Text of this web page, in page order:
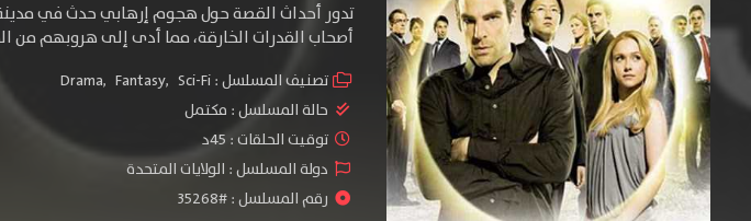
تدور أحداث القصة حول هجوم إرهابي حدث في مدينة
أصحاب القدرات الخارقة، مما أدى إلى هروبهم من
تصنيف المسلسل : Drama, Fantasy, Sci-Fi
حالة المسلسل : مكتمل
توقيت الحلقات : 45د
دولة المسلسل : الولايات المتحدة
رقم المسلسل : #35268